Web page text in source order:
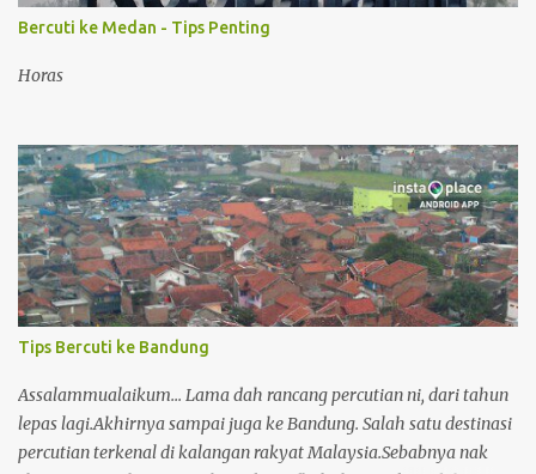
Lagu-lagu dalam drama Adam dan Hawa Ain dan Adam di
Australia Happy Ending Adam dan Hawa Sinopsis Adam dan
Hawa: Ain Hawani berkerja sebagai guru gantian di sekolah
Bercuti ke Medan - Tips Penting
Horas
Tips Bercuti ke Bandung
Assalammualaikum... Lama dah rancang percutian ni, dari tahun
lepas lagi.Akhirnya sampai juga ke Bandung. Salah satu destinasi
percutian terkenal di kalangan rakyat Malaysia.Sebabnya nak